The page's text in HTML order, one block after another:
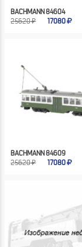
BACHMANN 84604
25620 ₽
17080
BACHMANN 84609
25620 ₽
17080